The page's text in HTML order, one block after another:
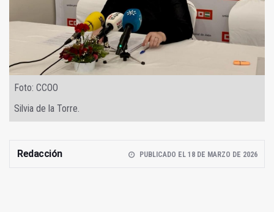
Foto: CCOO
Silvia de la Torre.
Redacción PUBLICADO EL 18 DE MARZO DE 2026